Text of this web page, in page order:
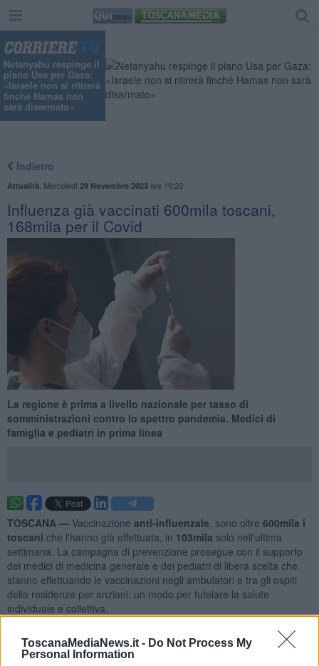
ToscanaMediaNews.it - Do Not Process My
Personal Information
Netanyahu respinge il
piano Usa per Gaza:
«Israele non si ritirerà
finché Hamas non
sarà disarmato»
Indietro
Attualità Mercoledì 29 Novembre 2023ore 19:20
Influenza già vaccinati 600mila toscani,
168mila per il Covid
La regione è prima a livello nazionale per tasso di
somministrazioni contro lo spettro pandemia. Medici di
famiglia e pediatri in prima linea
TOSCANA — Vaccinazione anti-influenzale , sono oltre 600mila i
toscani che l'hanno già effettuata, in 103mila solo nell’ultima
settimana. La campagna di prevenzione prosegue con il supporto
dei medici di medicina generale e dei pediatri di libera scelta che
stanno effettuando le vaccinazioni negli ambulatori e tra gli ospiti
della residenze per anziani: un modo per tutelare la salute
individuale e collettiva.
La possibilità di vaccinarsi è offerta
alle persone con almeno sessanta anni di età o che rientrano
nell’elenco dei soggetti a cui il Ministero ha raccomandato la